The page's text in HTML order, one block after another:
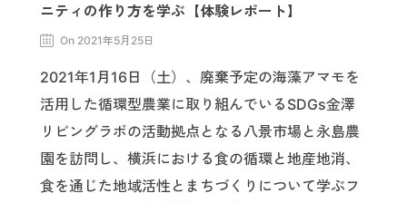
ニティの作り方を学ぶ【体験レポート】
On 2021年5月25日
2021年1月16日（土）、廃棄予定の海藻アマモを
活用した循環型農業に取り組んでいるSDGs金澤
リビングラボの活動拠点となる八景市場と永島農
園を訪問し、横浜における食の循環と地産地消、
食を通じた地域活性とまちづくりについて学ぶフ